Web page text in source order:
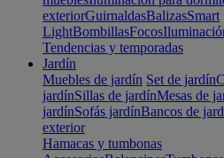
exteriorGuirnaldasBalizasSmart
LightBombillasFocos
Tendencias y temporadas
Jardín
Muebles de jardín Set de jardín
jardínSillas de jardínMesas de
jardínSofás jardínBancos de
exterior
Hamacas y tumbonas